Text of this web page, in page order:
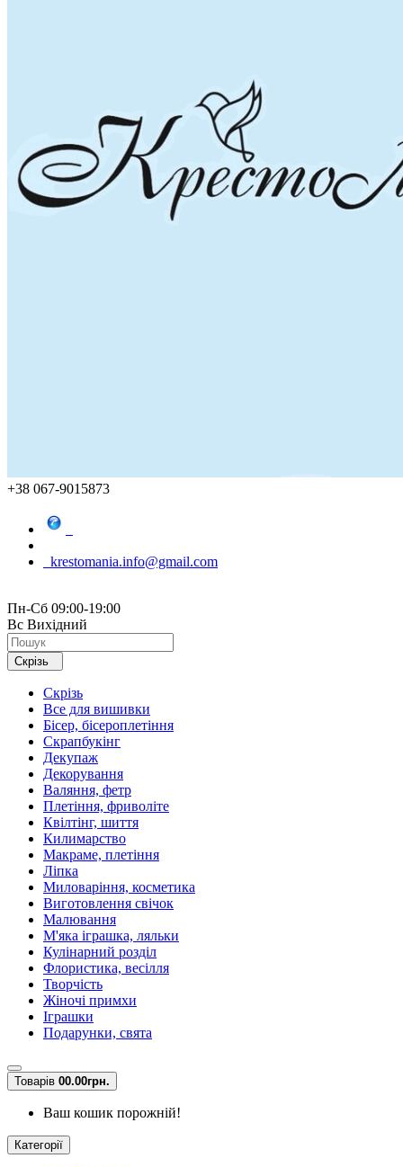
+38 067-9015873
krestomania.info@gmail.com
Пн-Сб 09:00-19:00
Вс Вихідний
Скрізь
Скрізь
Все для вишивки
Бісер, бісероплетіння
Скрапбукінг
Декупаж
Декорування
Валяння, фетр
Плетіння, фриволіте
Квілтінг, шиття
Килимарство
Макраме, плетіння
Ліпка
Миловаріння, косметика
Виготовлення свічок
Малювання
М'яка іграшка, ляльки
Кулінарний розділ
Флористика, весілля
Творчість
Жіночі примхи
Іграшки
Подарунки, свята
Товарів 00.00грн.
Ваш кошик порожній!
Категорії